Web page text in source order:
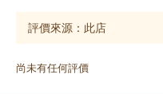
尚未有任何評價